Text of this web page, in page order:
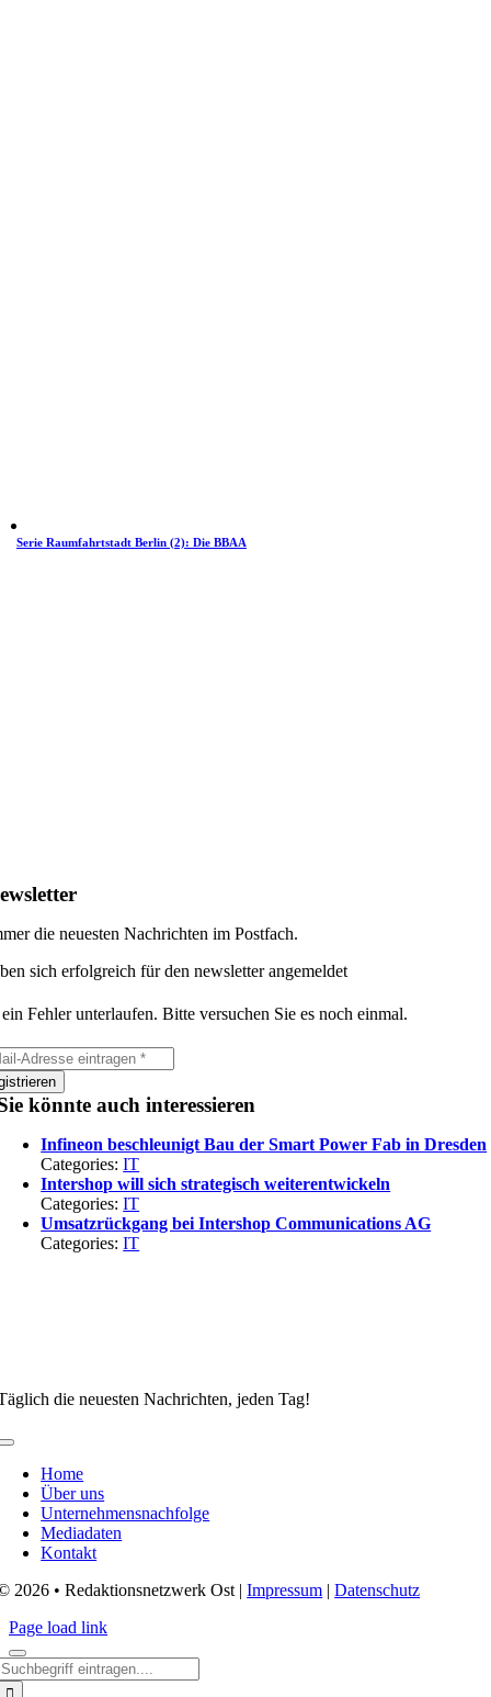
Serie Raumfahrtstadt Berlin (2): Die BBAA
die neuesten Nachrichten im Postfach.
sich erfolgreich für den newsletter angemeldet
Fehler unterlaufen. Bitte versuchen Sie es noch einmal.
könnte auch interessieren
Infineon beschleunigt Bau der Smart Power Fab in Dresden
Categories:IT
Intershop will sich strategisch weiterentwickeln
Categories:IT
Umsatzrückgang bei Intershop Communications AG
Categories:IT
die neuesten Nachrichten, jeden Tag!
Toggle
NavigationHome
Über uns
Unternehmensnachfolge
Mediadaten
Kontakt
2026 • Redaktionsnetzwerk Ost |Impressum |Datenschutz
Page load link